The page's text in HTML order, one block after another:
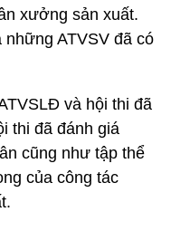
xưởng sản xuất.
ATVSV đã có
và hội thi đã
thi đã đánh giá
cũng như tập thể
của công tác